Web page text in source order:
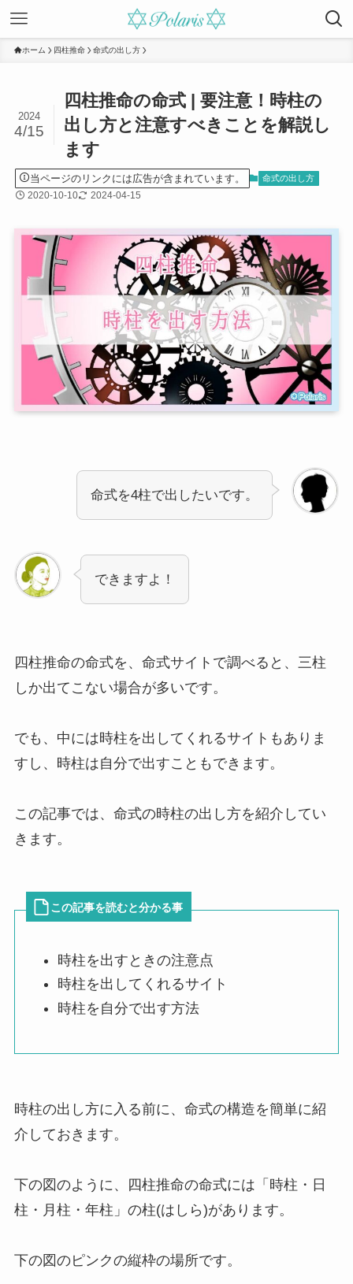
ホーム 四柱推命 命式の出し方
四柱推命の命式 | 要注意！時柱の
出し方と注意すべきことを解説し
ます
2024
4/15
当ページのリンクには広告が含まれています。 命式の出し方
2020-10-10 2024-04-15
命式を4柱で出したいです。
できますよ！
四柱推命の命式を、命式サイトで調べると、三柱
しか出てこない場合が多いです。
でも、中には時柱を出してくれるサイトもありま
すし、時柱は自分で出すこともできます。
この記事では、命式の時柱の出し方を紹介してい
きます。
この記事を読むと分かる事
時柱を出すときの注意点
時柱を出してくれるサイト
時柱を自分で出す方法
時柱の出し方に入る前に、命式の構造を簡単に紹
介しておきます。
下の図のように、四柱推命の命式には「時柱・日
柱・月柱・年柱」の柱(はしら)があります。
下の図のピンクの縦枠の場所です。